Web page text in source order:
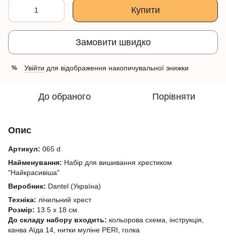
Купити
Замовити швидко
% Увійти для відображення накопичувальної знижки
До обраного Порівняти
Опис
Артикул: 065 d
Найменування: Набір для вишивання хрестиком
"Найкрасивіша"
Виробник: Dantel (Україна)
Техніка: лічильний хрест
Розмір: 13.5 х 18 см.
До складу набору входить: кольорова схема, інструкція,
канва Аїда 14, нитки муліне PERI, голка